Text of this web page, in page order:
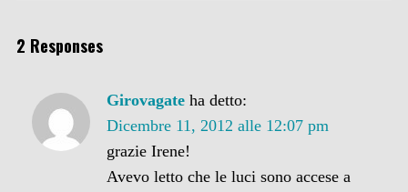
2 Responses
Girovagate ha detto:
Dicembre 11, 2012 alle 12:07 pm
grazie Irene!
Avevo letto che le luci sono accese a